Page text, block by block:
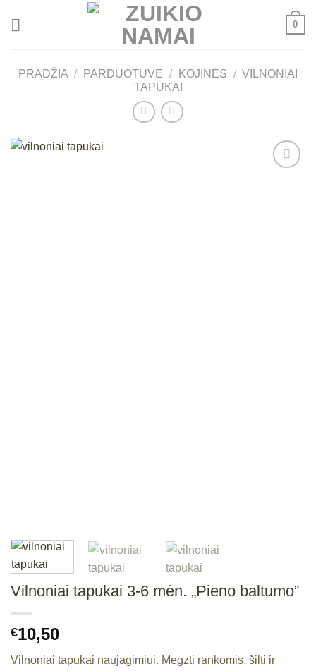
0
PRADŽIA / PARDUOTUVĖ / KOJINĖS / VILNONIAI
TAPUKAI
Vilnoniai tapukai 3-6 mėn. „Pieno baltumo”
€10,50
Vilnoniai tapukai naujagimiui. Megzti rankomis, šilti ir